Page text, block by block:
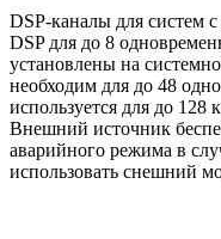
DSP-каналы для систем
DSP для до 8
установлены на
необходим для до 48
используется для до 128
Внешний источник
аварийного режима в
использовать снешний